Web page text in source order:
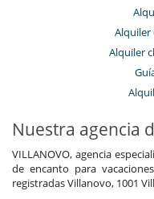
Alquiler
Alquiler
Nuestra agencia
VILLANOVO, agencia
de encanto para
registradas Villanovo, 1001